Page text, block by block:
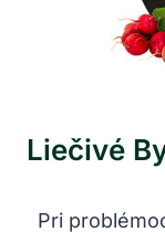
Liečivé⁤
‌Pri